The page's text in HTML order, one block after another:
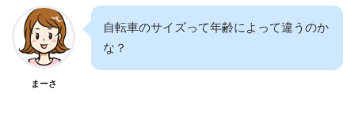
まーさ
自転車のサイズって年齢によって違うのか
な？